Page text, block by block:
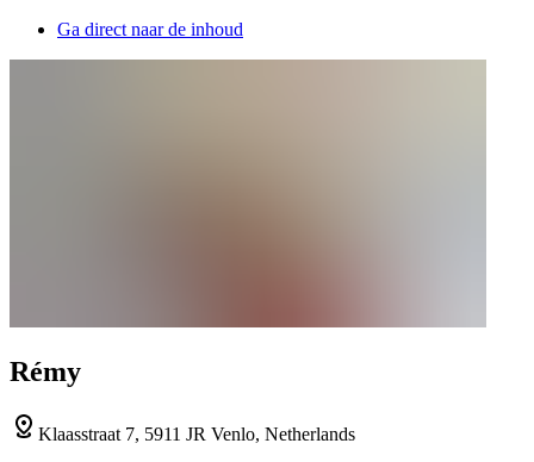
Ga direct naar de inhoud
Rémy
Klaasstraat 7, 5911 JR Venlo, Netherlands